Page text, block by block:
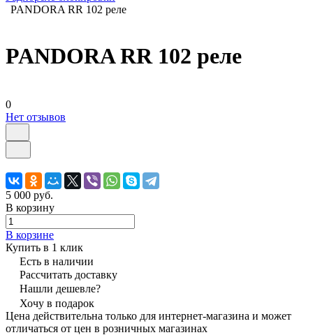
PANDORA RR 102 реле
PANDORA RR 102 реле
0
Нет отзывов
5 000 руб.
В корзину
В корзине
Купить в 1 клик
Есть в наличии
Рассчитать доставку
Нашли дешевле?
Хочу в подарок
Цена действительна только для интернет-магазина и может
отличаться от цен в розничных магазинах